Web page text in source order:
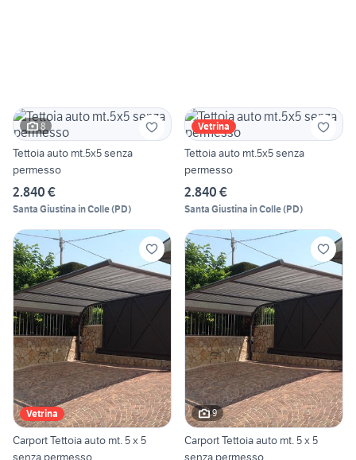
8
Tettoia auto mt.5x5 senza
permesso
2.840 €
Santa Giustina in Colle(PD)
Vetrina
Tettoia auto mt.5x5 senza
permesso
2.840 €
Santa Giustina in Colle(PD)
Vetrina
Carport Tettoia auto mt. 5 x 5
senza permesso
9
Carport Tettoia auto mt. 5 x 5
senza permesso